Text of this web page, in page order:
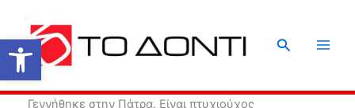
Ανοίξτε τη γραμμή εργαλείων
περιεχόμενο
Αναζήτηση
Γεννήθηκε στην Πάτρα. Είναι πτυχιούχος